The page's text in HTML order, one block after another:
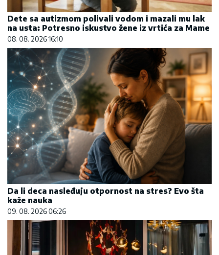
Dete sa autizmom polivali vodom i mazali mu lak
na usta: Potresno iskustvo žene iz vrtića za Mame
08. 08. 2026 16:10
Da li deca nasleđuju otpornost na stres? Evo šta
kaže nauka
09. 08. 2026 06:26